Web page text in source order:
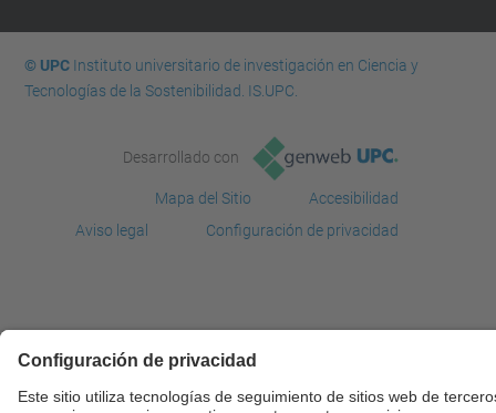
© UPCInstituto universitario de investigación en Ciencia y
Tecnologías de la Sostenibilidad. IS.UPC.
Desarrollado con
Mapa del Sitio
Accesibilidad
Aviso legal
Configuración de privacidad